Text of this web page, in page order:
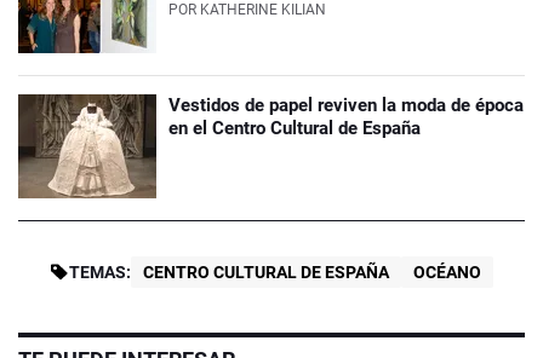
POR KATHERINE KILIAN
Vestidos de papel reviven la moda de época
en el Centro Cultural de España
TEMAS: CENTRO CULTURAL DE ESPAÑA OCÉANO